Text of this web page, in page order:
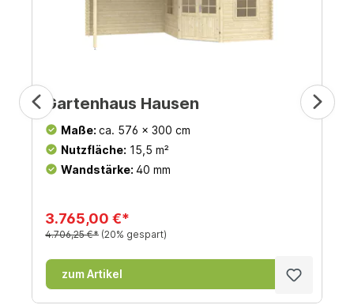
Gartenhaus Hausen
Maße: ca. 576 x 300 cm
Nutzfläche: 15,5 m²
Wandstärke: 40 mm
3.765,00 €*
4.706,25 €* (20% gespart)
zum Artikel